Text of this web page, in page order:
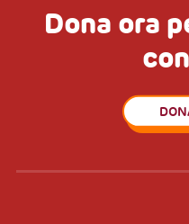
Dona ora